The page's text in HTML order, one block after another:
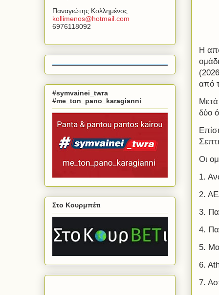
Η
από
δύο
Οι
1.
2.
3.
4.
5.
6.
7.
Παναγιώτης Κολλημένος
kollimenos@hotmail com
6976118092
#symvainei_twra
#me_ton_pano_karagianni
Στο Κουρμπέτι